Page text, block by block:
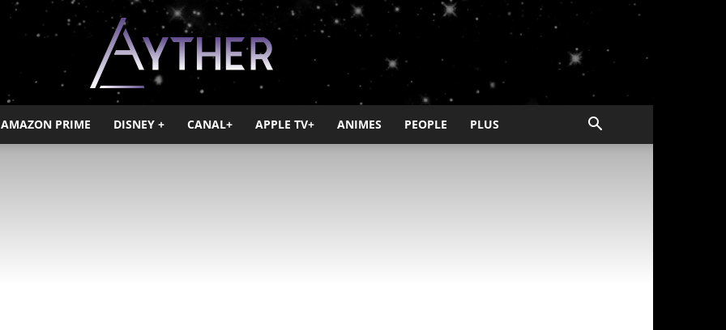
Ayther
AMAZON PRIME DISNEY + CANAL+ APPLE TV+ ANIMES PEOPLE PLUS